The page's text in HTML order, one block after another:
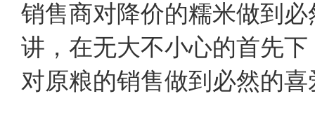
销售商对降价的糯米做到
讲，在无大不小心的首先
对原粮的销售做到必然